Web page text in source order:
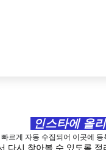
인스타에 올
빠르게 자동 수집되어 이곳에 등
다시 찾아볼 수 있도록